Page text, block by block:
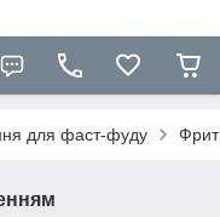
для фаст-фуду